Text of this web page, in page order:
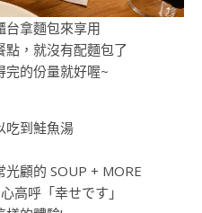
台拿麵包來享用
，就沒有配麵包了
完的份量就好喔~
吃到鮭魚湯
顧的 SOUP + MORE
高呼「幸せです」